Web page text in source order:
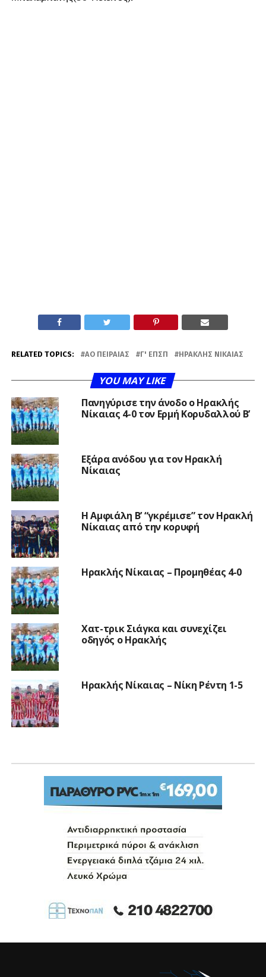
RELATED TOPICS: ΑΟ ΠΕΙΡΑΙΆΣ Γ' ΕΠΣΠ ΗΡΑΚΛΉΣ ΝΊΚΑΙΑΣ
YOU MAY LIKE
Πανηγύρισε την άνοδο ο Ηρακλής
Νίκαιας 4-0 τον Ερμή Κορυδαλλού Β’
Εξάρα ανόδου για τον Ηρακλή
Νίκαιας
Η Αμφιάλη Β’ “γκρέμισε” τον Ηρακλή
Νίκαιας από την κορυφή
Ηρακλής Νίκαιας – Προμηθέας 4-0
Χατ-τρικ Σιάγκα και συνεχίζει
οδηγός ο Ηρακλής
Ηρακλής Νίκαιας – Νίκη Ρέντη 1-5